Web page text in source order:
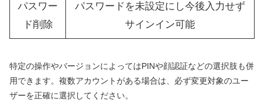
パスワー
ド削除
パスワードを未設定にし今後入力せず
サインイン可能
特定の操作やバージョンによってはPINや顔認証などの選択肢も併
用できます。複数アカウントがある場合は、必ず変更対象のユー
ザーを正確に選択してください。